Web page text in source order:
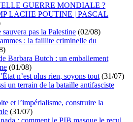
GUERRE MONDIALE ?
LACHE POUTINE | PASCAL
pas la Palestine (02/08)
: la faillite criminelle du
Barbara Butch : un emballement
(01/08)
n’est plus rien, soyons tout (31/07)
un terrain de la bataille antifasciste
et l’impérialisme, construire la
(31/07)
: comment le PIB masque le recul